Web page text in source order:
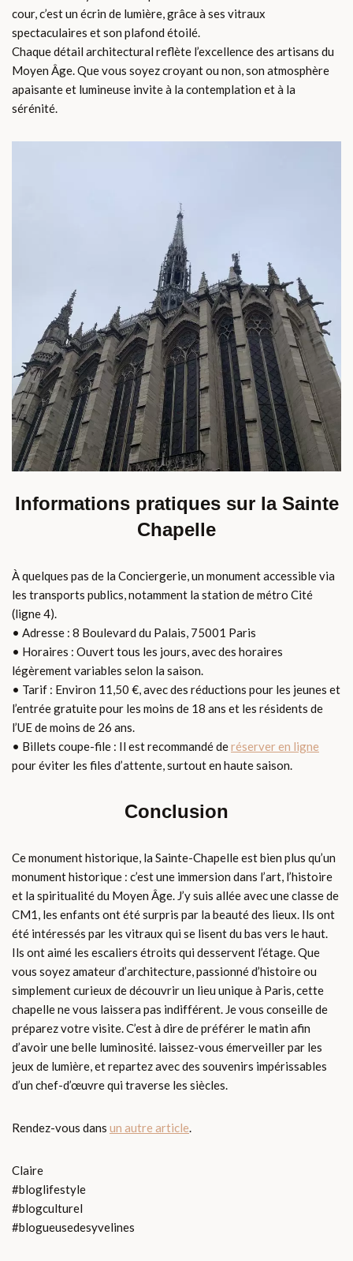
cour, c’est un écrin de lumière, grâce à ses vitraux
spectaculaires et son plafond étoilé.
Chaque détail architectural reflète l’excellence des artisans du
Moyen Âge. Que vous soyez croyant ou non, son atmosphère
apaisante et lumineuse invite à la contemplation et à la
sérénité.
Informations pratiques sur la Sainte
Chapelle
À quelques pas de la Conciergerie, un monument accessible via
les transports publics, notamment la station de métro Cité
(ligne 4).
• Adresse : 8 Boulevard du Palais, 75001 Paris
• Horaires : Ouvert tous les jours, avec des horaires
légèrement variables selon la saison.
• Tarif : Environ 11,50 €, avec des réductions pour les jeunes et
l’entrée gratuite pour les moins de 18 ans et les résidents de
l’UE de moins de 26 ans.
• Billets coupe-file : Il est recommandé deréserver en ligne
pour éviter les files d’attente, surtout en haute saison.
Conclusion
Ce monument historique, la Sainte-Chapelle est bien plus qu’un
monument historique : c’est une immersion dans l’art, l’histoire
et la spiritualité du Moyen Âge. J’y suis allée avec une classe de
CM1, les enfants ont été surpris par la beauté des lieux. Ils ont
été intéressés par les vitraux qui se lisent du bas vers le haut.
Ils ont aimé les escaliers étroits qui desservent l’étage. Que
vous soyez amateur d’architecture, passionné d’histoire ou
simplement curieux de découvrir un lieu unique à Paris, cette
chapelle ne vous laissera pas indifférent. Je vous conseille de
préparez votre visite. C’est à dire de préférer le matin afin
d’avoir une belle luminosité. laissez-vous émerveiller par les
jeux de lumière, et repartez avec des souvenirs impérissables
d’un chef-d’œuvre qui traverse les siècles.
Rendez-vous dans un autre article.
Claire
#bloglifestyle
#blogculturel
#blogueusedesyvelines